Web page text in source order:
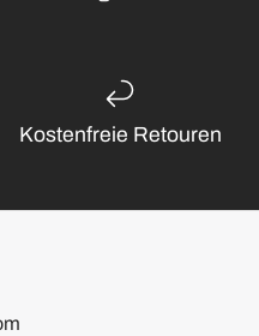
Kostenfreie Retouren